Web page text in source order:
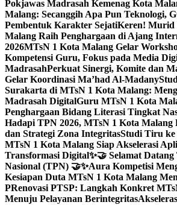
Pokjawas Madrasah Kemenag Kota
Malang: Secanggih Apa Pun Teknologi,
Pembentuk Karakter SejatiKeren! Murid
Malang Raih Penghargaan di Ajang
2026MTsN 1 Kota Malang Gelar
Kompetensi Guru, Fokus pada Media
MadrasahPerkuat Sinergi, Komite dan
Gelar Koordinasi Ma’had Al-Madany
Surakarta di MTsN 1 Kota Malang:
Madrasah DigitalGuru MTsN 1 Kota
Penghargaan Bidang Literasi Tingkat
Hadapi TPN 2026, MTsN 1 Kota
dan Strategi Zona IntegritasStudi Tiru ke
MTsN 1 Kota Malang Siap Akselerasi
Transformasi Digital✨🤝 Selamat
Nasional (TPN) 🤝✨Aura Kompetisi
Kesiapan Duta MTsN 1 Kota Malang
PRenovasi PTSP: Langkah Konkret
Menuju Pelayanan Berintegritas